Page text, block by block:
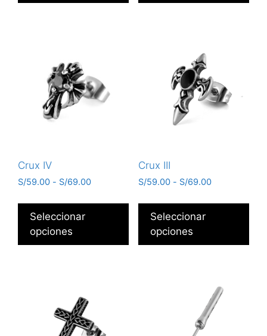
Crux IV
S/59.00 - S/69.00
Seleccionar
opciones
Crux III
S/59.00 - S/69.00
Seleccionar
opciones